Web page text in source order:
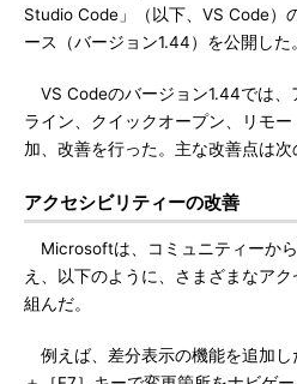
Studio Code」（以下、VS Code）
ース（バージョン1.44）を公開した。
VS Codeのバージョン1.44では、
ライン、クイックオープン、リモ
加、改善を行った。主な改善点は次
アクセシビリティーの改善
Microsoftは、コミュニティーか
え、以下のように、さまざまなア
組んだ。
例えば、差分表示の機能を追加し